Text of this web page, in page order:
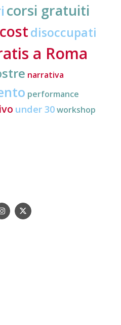
corsi gratuiti
disoccupati
a Roma
narrativa
performance
under 30workshop